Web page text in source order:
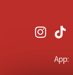
App: